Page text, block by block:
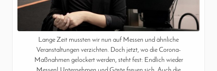
Lange Zeit mussten wir nun auf Messen und ähnliche
Veranstaltungen verzichten. Doch jetzt, wo die Corona-
Maßnahmen gelockert werden, steht fest: Endlich wieder